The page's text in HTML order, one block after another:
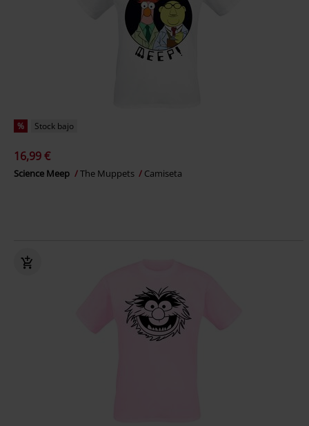
% Stock bajo
16,99 €
Science Meep The Muppets Camiseta